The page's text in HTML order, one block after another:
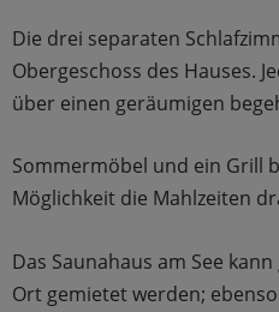
Die drei separaten
Obergeschoss des Hauses.
über einen geräumigen
Sommermöbel und ein Grill
Möglichkeit die Mahlzeiten
Das Saunahaus am See
Ort gemietet werden;